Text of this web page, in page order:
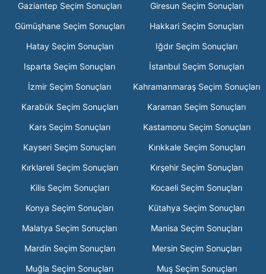
Gaziantep Seçim Sonuçları
Giresun Seçim Sonuçları
Gümüşhane Seçim Sonuçları
Hakkari Seçim Sonuçları
Hatay Seçim Sonuçları
Iğdır Seçim Sonuçları
Isparta Seçim Sonuçları
İstanbul Seçim Sonuçları
İzmir Seçim Sonuçları
Kahramanmaraş Seçim Sonuçları
Karabük Seçim Sonuçları
Karaman Seçim Sonuçları
Kars Seçim Sonuçları
Kastamonu Seçim Sonuçları
Kayseri Seçim Sonuçları
Kırıkkale Seçim Sonuçları
Kırklareli Seçim Sonuçları
Kırşehir Seçim Sonuçları
Kilis Seçim Sonuçları
Kocaeli Seçim Sonuçları
Konya Seçim Sonuçları
Kütahya Seçim Sonuçları
Malatya Seçim Sonuçları
Manisa Seçim Sonuçları
Mardin Seçim Sonuçları
Mersin Seçim Sonuçları
Muğla Seçim Sonuçları
Muş Seçim Sonuçları